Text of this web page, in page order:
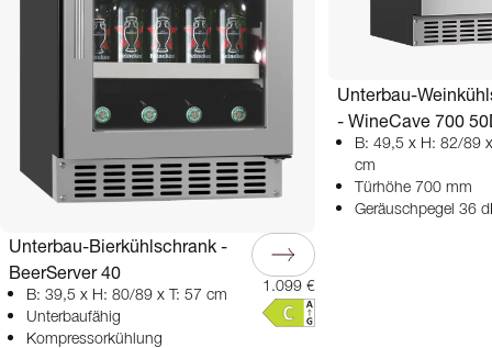
Unterbau-Bierkühlschrank -
BeerServer 40
B: 39,5 x H: 80/89 x T: 57 cm
Unterbaufähig
Kompressorkühlung
1.099 €
Unterbau-
- WineCave 700
B: 49,5 x H: 82/89
cm
Türhöhe 700 mm
Geräuschpegel 36